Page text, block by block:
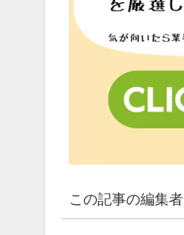
この記事の編集者